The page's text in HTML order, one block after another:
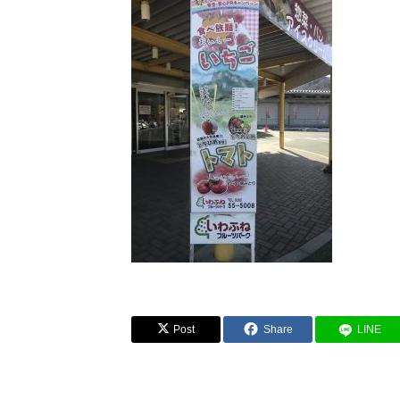
Post Share LINE